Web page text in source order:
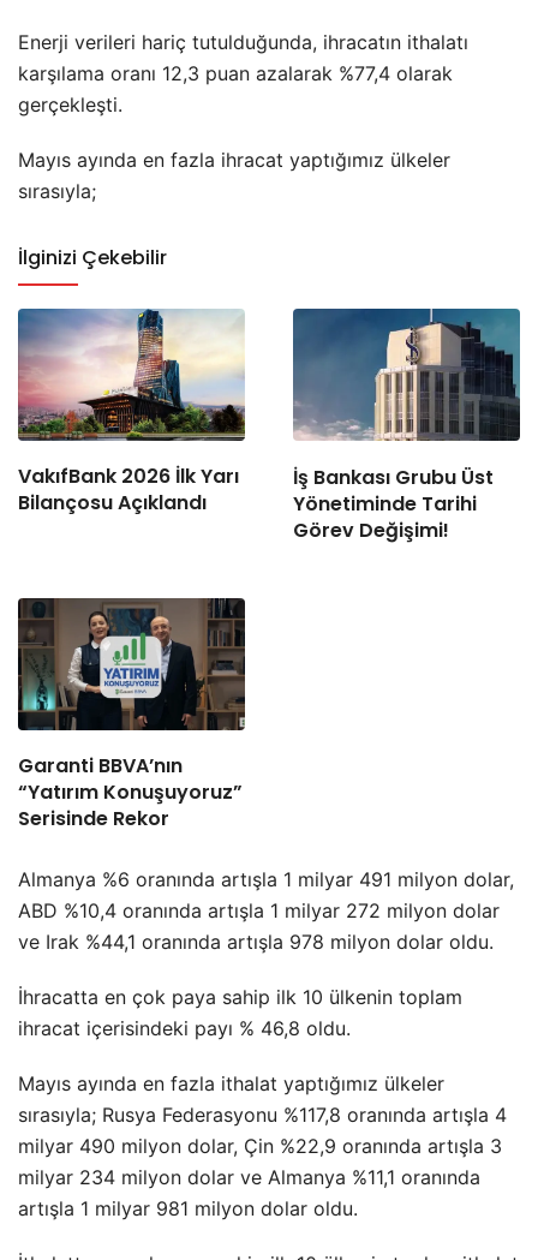
Enerji verileri hariç tutulduğunda, ihracatın ithalatı
karşılama oranı 12,3 puan azalarak %77,4 olarak
gerçekleşti.
Mayıs ayında en fazla ihracat yaptığımız ülkeler
sırasıyla;
İlginizi Çekebilir
VakıfBank 2026 İlk Yarı
Bilançosu Açıklandı
İş Bankası Grubu Üst
Yönetiminde Tarihi
Görev Değişimi!
Garanti BBVA’nın
“Yatırım Konuşuyoruz”
Serisinde Rekor
Almanya %6 oranında artışla 1 milyar 491 milyon dolar,
ABD %10,4 oranında artışla 1 milyar 272 milyon dolar
ve Irak %44,1 oranında artışla 978 milyon dolar oldu.
İhracatta en çok paya sahip ilk 10 ülkenin toplam
ihracat içerisindeki payı % 46,8 oldu.
Mayıs ayında en fazla ithalat yaptığımız ülkeler
sırasıyla; Rusya Federasyonu %117,8 oranında artışla 4
milyar 490 milyon dolar, Çin %22,9 oranında artışla 3
milyar 234 milyon dolar ve Almanya %11,1 oranında
artışla 1 milyar 981 milyon dolar oldu.